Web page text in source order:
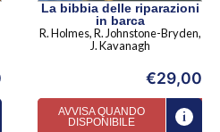
La bibbia delle riparazioni
in barca
R. Holmes, R. Johnstone-Bryden,
J. Kavanagh
€29,00
AVVISA QUANDO
DISPONIBILE